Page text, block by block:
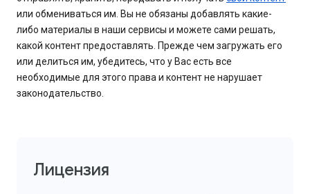
или обмениваться им. Вы не обязаны добавлять какие-
либо материалы в наши сервисы и можете сами решать,
какой контент предоставлять. Прежде чем загружать его
или делиться им, убедитесь, что у Вас есть все
необходимые для этого права и контент не нарушает
законодательство.
Лицензия